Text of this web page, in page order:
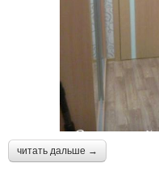
читать дальше →